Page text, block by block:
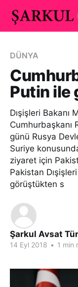
DÜNYA
Putin ile
Dışişleri Bakanı
Cumhurbaşkanı
günü Rusya
Suriye
ziyaret için
Pakistan
görüştükten s
Şarkul Avsat
14 Eyl 2018 • 1 min